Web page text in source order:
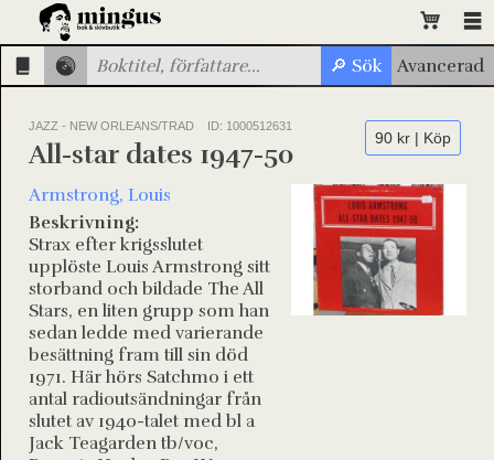
JAZZ - NEW ORLEANS/TRAD ID: 1000512631
90 kr | Köp
All-star dates 1947-50
Armstrong, Louis
Beskrivning:
Strax efter krigsslutet
upplöste Louis Armstrong sitt
storband och bildade The All
Stars, en liten grupp som han
sedan ledde med varierande
besättning fram till sin död
1971. Här hörs Satchmo i ett
antal radioutsändningar från
slutet av 1940-talet med bl a
Jack Teagarden tb/voc,